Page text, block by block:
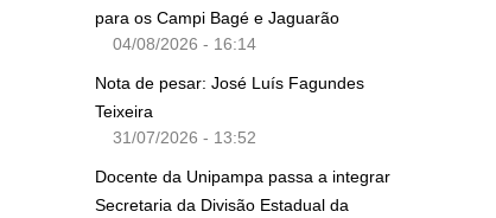
para os Campi Bagé e Jaguarão
04/08/2026 - 16:14
Nota de pesar: José Luís Fagundes
Teixeira
31/07/2026 - 13:52
Docente da Unipampa passa a integrar
Secretaria da Divisão Estadual da